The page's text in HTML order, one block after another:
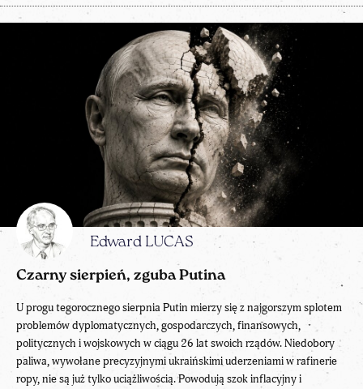
Edward LUCAS
Czarny sierpień, zguba Putina
U progu tegorocznego sierpnia Putin mierzy się z najgorszym splotem
problemów dyplomatycznych, gospodarczych, finansowych,
politycznych i wojskowych w ciągu 26 lat swoich rządów. Niedobory
paliwa, wywołane precyzyjnymi ukraińskimi uderzeniami w rafinerie
ropy, nie są już tylko uciążliwością. Powodują szok inflacyjny i